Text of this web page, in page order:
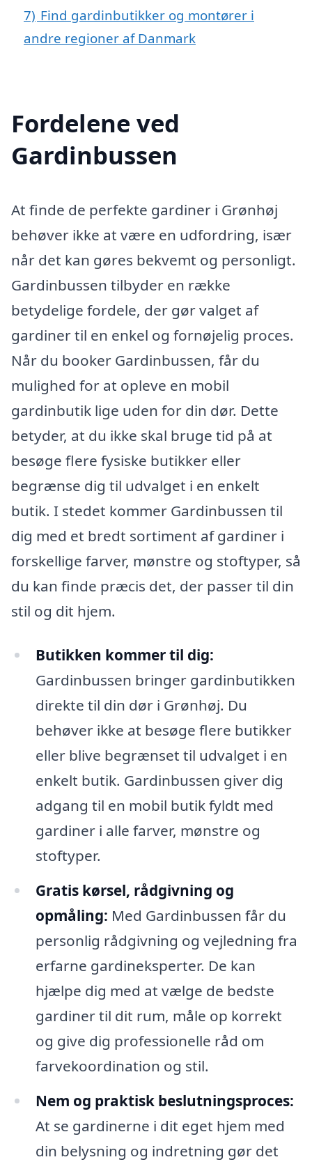
7) Find gardinbutikker og montører i
andre regioner af Danmark
Fordelene ved
Gardinbussen
At finde de perfekte gardiner i Grønhøj
behøver ikke at være en udfordring, især
når det kan gøres bekvemt og personligt.
Gardinbussen tilbyder en række
betydelige fordele, der gør valget af
gardiner til en enkel og fornøjelig proces.
Når du booker Gardinbussen, får du
mulighed for at opleve en mobil
gardinbutik lige uden for din dør. Dette
betyder, at du ikke skal bruge tid på at
besøge flere fysiske butikker eller
begrænse dig til udvalget i en enkelt
butik. I stedet kommer Gardinbussen til
dig med et bredt sortiment af gardiner i
forskellige farver, mønstre og stoftyper, så
du kan finde præcis det, der passer til din
stil og dit hjem.
Butikken kommer til dig:
Gardinbussen bringer gardinbutikken
direkte til din dør i Grønhøj. Du
behøver ikke at besøge flere butikker
eller blive begrænset til udvalget i en
enkelt butik. Gardinbussen giver dig
adgang til en mobil butik fyldt med
gardiner i alle farver, mønstre og
stoftyper.
Gratis kørsel, rådgivning og
opmåling: Med Gardinbussen får du
personlig rådgivning og vejledning fra
erfarne gardineksperter. De kan
hjælpe dig med at vælge de bedste
gardiner til dit rum, måle op korrekt
og give dig professionelle råd om
farvekoordination og stil.
Nem og praktisk beslutningsproces:
At se gardinerne i dit eget hjem med
din belysning og indretning gør det